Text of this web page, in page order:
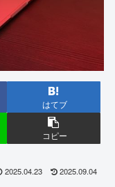
はてブ
コピー
2025.04.23 2025.09.04